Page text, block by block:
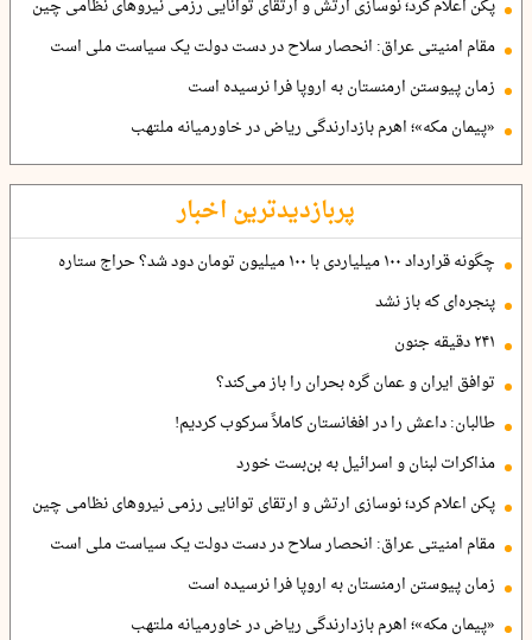
پکن اعلام کرد؛ نوسازی ارتش و ارتقای توانایی رزمی نیروهای نظامی چین
مقام امنیتی عراق: انحصار سلاح در دست دولت یک سیاست ملی است
زمان پیوستن ارمنستان به اروپا فرا نرسیده است
«پیمان مکه»؛ اهرم بازدارندگی ریاض در خاورمیانه ملتهب
پربازدیدترین اخبار
چگونه قرارداد ۱۰۰ میلیاردی با ۱۰۰ میلیون تومان دود شد؟ حراج ستاره
پنجره‌ای که باز نشد
۲۴۱ دقیقه جنون
توافق ایران و عمان گره بحران را باز می‌کند؟
طالبان: داعش را در افغانستان کاملاً سرکوب کردیم!
مذاکرات لبنان و اسرائیل به بن‌بست خورد
پکن اعلام کرد؛ نوسازی ارتش و ارتقای توانایی رزمی نیروهای نظامی چین
مقام امنیتی عراق: انحصار سلاح در دست دولت یک سیاست ملی است
زمان پیوستن ارمنستان به اروپا فرا نرسیده است
«پیمان مکه»؛ اهرم بازدارندگی ریاض در خاورمیانه ملتهب